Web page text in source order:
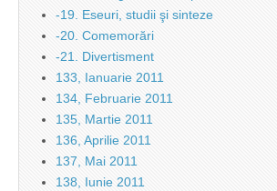
-19. Eseuri, studii şi sinteze
-20. Comemorări
-21. Divertisment
133, Ianuarie 2011
134, Februarie 2011
135, Martie 2011
136, Aprilie 2011
137, Mai 2011
138, Iunie 2011